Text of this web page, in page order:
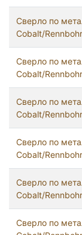
Сверло по
Cobalt/
Сверло по
Cobalt/
Сверло по
Cobalt/
Сверло по
Cobalt/
Сверло по
Cobalt/
Сверло по